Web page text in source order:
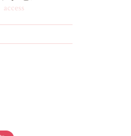
access